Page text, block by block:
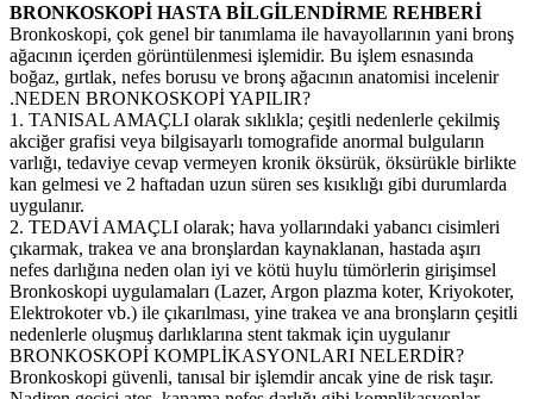
BRONKOSKOPİ HASTA BİLGİLENDİRME REHBERİ
Bronkoskopi, çok genel bir tanımlama ile havayollarının yani bronş
ağacının içerden görüntülenmesi işlemidir. Bu işlem esnasında
boğaz, gırtlak, nefes borusu ve bronş ağacının anatomisi incelenir
.NEDEN BRONKOSKOPİ YAPILIR?
1. TANISAL AMAÇLI olarak sıklıkla; çeşitli nedenlerle çekilmiş
akciğer grafisi veya bilgisayarlı tomografide anormal bulguların
varlığı, tedaviye cevap vermeyen kronik öksürük, öksürükle birlikte
kan gelmesi ve 2 haftadan uzun süren ses kısıklığı gibi durumlarda
uygulanır.
2. TEDAVİ AMAÇLI olarak; hava yollarındaki yabancı cisimleri
çıkarmak, trakea ve ana bronşlardan kaynaklanan, hastada aşırı
nefes darlığına neden olan iyi ve kötü huylu tümörlerin girişimsel
Bronkoskopi uygulamaları (Lazer, Argon plazma koter, Kriyokoter,
Elektrokoter vb.) ile çıkarılması, yine trakea ve ana bronşların çeşitli
nedenlerle oluşmuş darlıklarına stent takmak için uygulanır
BRONKOSKOPİ KOMPLİKASYONLARI NELERDİR?
Bronkoskopi güvenli, tanısal bir işlemdir ancak yine de risk taşır.